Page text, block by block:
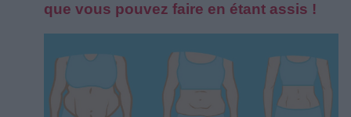
que vous pouvez faire en étant assis !